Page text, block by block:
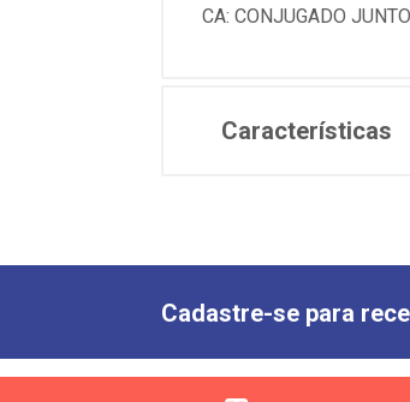
CA: CONJUGADO
Características
Cadastre-se para